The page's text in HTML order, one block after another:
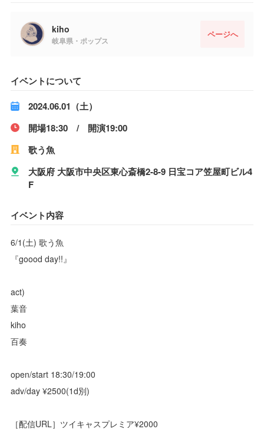
kiho
岐阜県・ポップス
ページへ
イベントについて
2024.06.01（土）
開場18:30 / 開演19:00
歌う魚
大阪府 大阪市中央区東心斎橋2-8-9 日宝コア笠屋町ビル4
F
イベント内容
6/1(土) 歌う魚
『goood day!!』
act)
葉音
kiho
百奏
open/start 18:30/19:00
adv/day ¥2500(1d別)
［配信URL］ツイキャスプレミア¥2000